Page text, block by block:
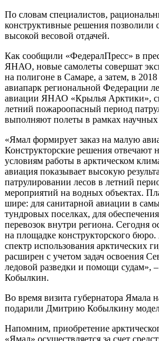
По словам специалистов,
конструктивные решения позволили
высокой весовой отдачей.
Как сообщили «ФедералПресс» в
ЯНАО, новые самолеты совершат
на полигоне в Самаре, а затем, в 2018
авиапарк региональной Федерации
авиации ЯНАО «Крылья Арктики»,
летний пожароопасный период
выполняют полеты в рамках
«Ямал формирует заказ на малую
Конструкторские решения отвечают
условиям работы в арктическом
авиация показывает высокую
патрулировании лесов в летний
мероприятий на водных объектах.
шире: для санитарной авиации в
тундровых поселках, для
перевозок внутри региона. Сегодня
на площадке конструкторского
спектр использования арктических
расширен с учетом задач освоения
ледовой разведки и помощи судам»,
Кобылкин.
Во время визита губернатора Ямала
подарили Дмитрию Кобылкину
Напомним, приобретение
«Ямал» осуществляется за счет